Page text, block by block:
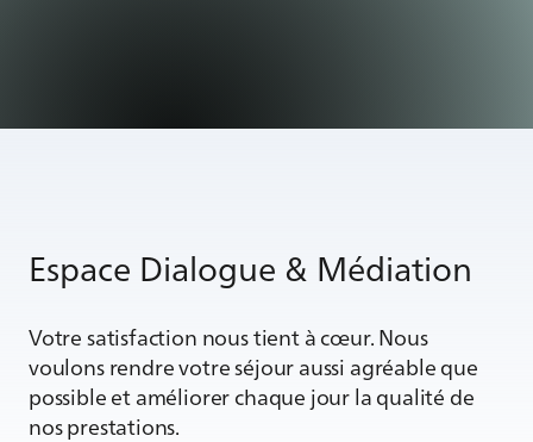
Espace Dialogue & Médiation
Votre satisfaction nous tient à cœur. Nous
voulons rendre votre séjour aussi agréable que
possible et améliorer chaque jour la qualité de
nos prestations.